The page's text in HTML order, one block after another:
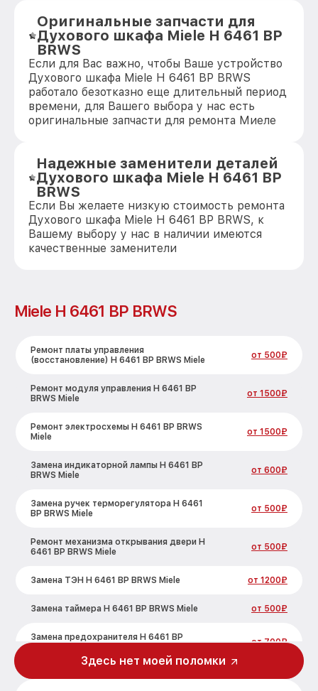
Оригинальные запчасти для
Духового шкафа Miele H 6461 BP
BRWS
Если для Вас важно, чтобы Ваше устройство
Духового шкафа Miele H 6461 BP BRWS
работало безотказно еще длительный период
времени, для Вашего выбора у нас есть
оригинальные запчасти для ремонта Миеле
Надежные заменители деталей
Духового шкафа Miele H 6461 BP
BRWS
Если Вы желаете низкую стоимость ремонта
Духового шкафа Miele H 6461 BP BRWS, к
Вашему выбору у нас в наличии имеются
качественные заменители
Miele H 6461 BP BRWS
Ремонт платы управления
(восстановление) H 6461 BP BRWS Miele
от 500₽
Ремонт модуля управления H 6461 BP
BRWS Miele
от 1500₽
Ремонт электросхемы H 6461 BP BRWS
Miele
от 1500₽
Замена индикаторной лампы H 6461 BP
BRWS Miele
от 600₽
Замена ручек терморегулятора H 6461
BP BRWS Miele
от 500₽
Ремонт механизма открывания двери H
6461 BP BRWS Miele
от 500₽
Замена ТЭН H 6461 BP BRWS Miele от 1200₽
Замена таймера H 6461 BP BRWS Miele от 500₽
Замена предохранителя H 6461 BP
от 700₽
от 500₽
Здесь нет моей поломки